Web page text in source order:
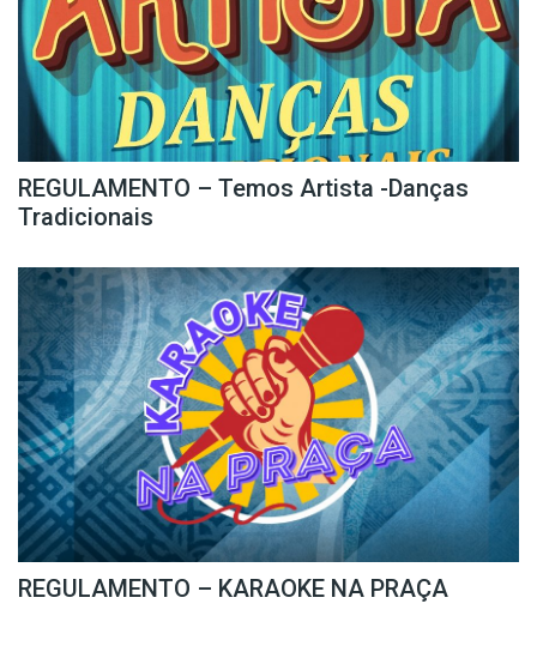
REGULAMENTO – Temos Artista -Danças
Tradicionais
REGULAMENTO – KARAOKE NA PRAÇA